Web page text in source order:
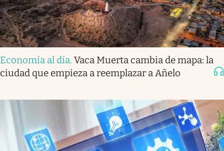
Economía al día. Vaca Muerta cambia de mapa: la
ciudad que empieza a reemplazar a Añelo